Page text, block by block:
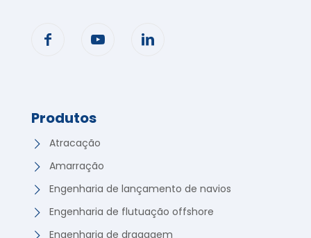
Produtos
Atracação
Amarração
Engenharia de lançamento de navios
Engenharia de flutuação offshore
Engenharia de dragagem